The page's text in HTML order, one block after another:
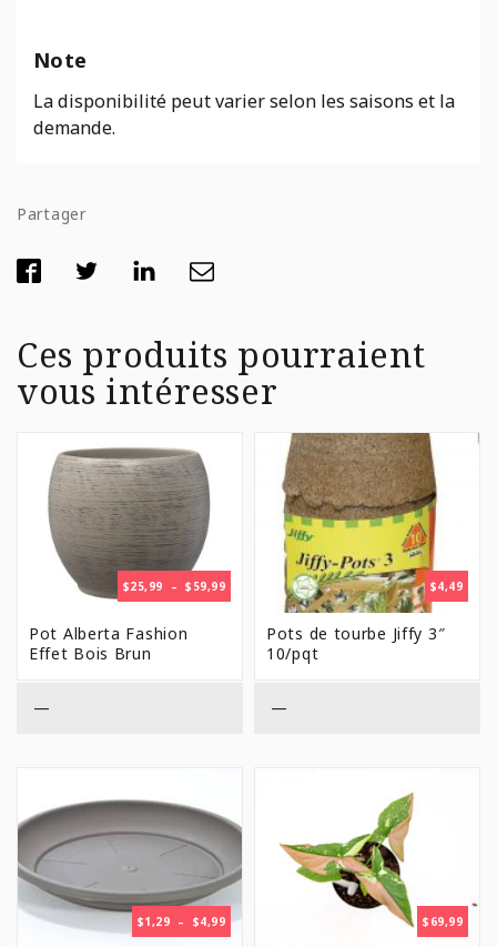
Note
La disponibilité peut varier selon les saisons et la
demande.
Partager
Ces produits pourraient
vous intéresser
$25,99 – $ 59,99PLAGE
DE
Pot Alberta Fashion
Effet Bois Brun
—
$4,49
Pots de tourbe Jiffy 3″
10/pqt
—
$1,29 – $4,99PLAGE
DE
$ 69,99